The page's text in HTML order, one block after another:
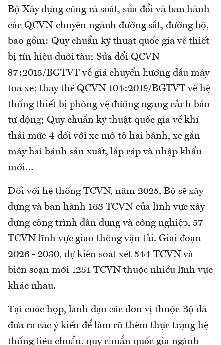
Bộ Xây dựng cũng rà soát, sửa đổi và ban hành
các QCVN chuyên ngành đường sắt, đường bộ,
bao gồm: Quy chuẩn kỹ thuật quốc gia về thiết
bị tín hiệu đuôi tàu; Sửa đổi QCVN
87:2015/BGTVT về giá chuyển hướng đầu máy
toa xe; thay thế QCVN 104:2019/BGTVT về hệ
thống thiết bị phòng vệ đường ngang cảnh báo
tự động; Quy chuẩn kỹ thuật quốc gia về khí
thải mức 4 đối với xe mô tô hai bánh, xe gắn
máy hai bánh sản xuất, lắp ráp và nhập khẩu
mới…
Đối với hệ thống TCVN, năm 2025, Bộ sẽ xây
dựng và ban hành 163 TCVN của lĩnh vực xây
dựng công trình dân dụng và công nghiệp, 57
TCVN lĩnh vực giao thông vận tải. Giai đoạn
2026 - 2030, dự kiến soát xét 544 TCVN và
biên soạn mới 1251 TCVN thuộc nhiều lĩnh vực
khác nhau.
Tại cuộc họp, lãnh đạo các đơn vị thuộc Bộ đã
đưa ra các ý kiến để làm rõ thêm thực trạng hệ
thống tiêu chuẩn, quy chuẩn quốc gia ngành